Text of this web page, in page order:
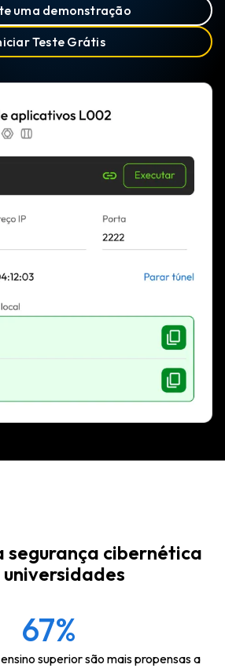
uma demonstração
Teste Grátis
segurança cibernética
universidades
67%
superior são mais propensas a